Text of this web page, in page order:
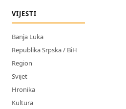
VIJESTI
Banja Luka
Republika Srpska / BiH
Region
Svijet
Hronika
Kultura